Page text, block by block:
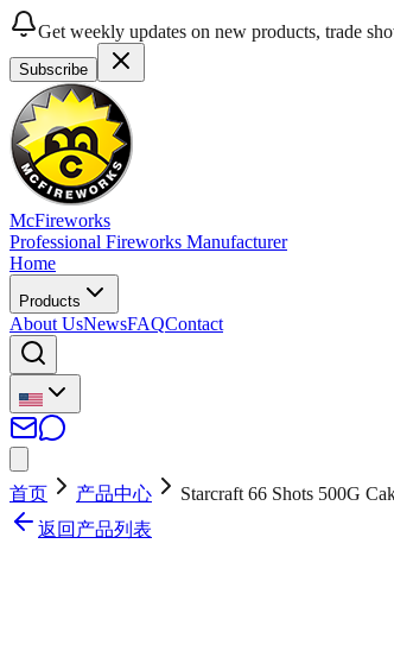
Get weekly updates on new products, trade
Subscribe
McFireworks
Professional Fireworks Manufacturer
Home
Products
About UsNewsFAQContact
首页 产品中心
Starcraft 66 Shots 500G
返回产品列表